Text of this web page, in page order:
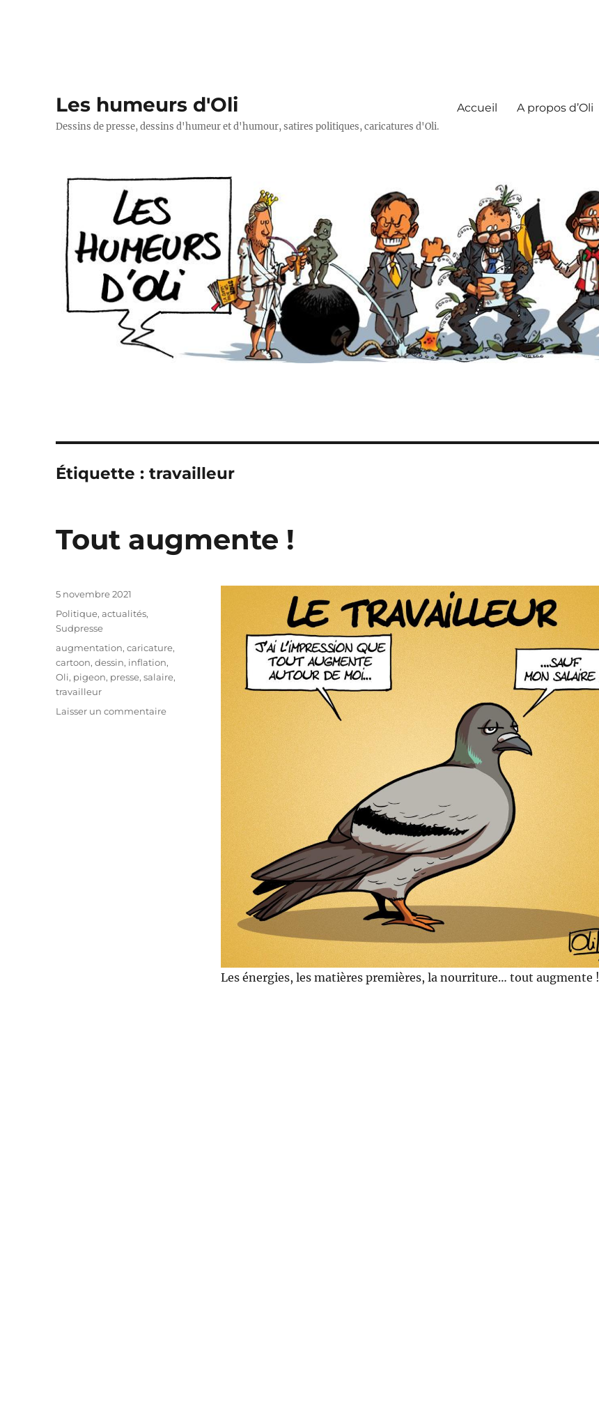
Les humeurs d'Oli
Dessins de presse, dessins d'humeur et d'humour, satires politiques, caricatures d'Oli.
Accueil A propos d’Oli
Étiquette :travailleur
Tout augmente !
Les énergies, les matières premières, la nourriture… tout augmente !
Publié
5 novembre 2021
Catégories
Politique, actualités,
Sudpresse
Étiquettes
augmentation,caricature,
cartoon,dessin, inflation,
Oli, pigeon, presse,salaire,
travailleur
Laisser un commentairesur